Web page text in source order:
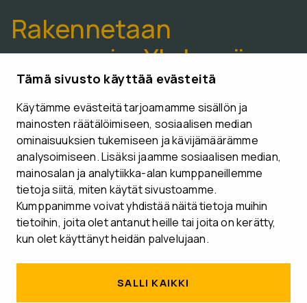
Tämä sivusto käyttää evästeitä
Käytämme evästeitä tarjoamamme sisällön ja
mainosten räätälöimiseen, sosiaalisen median
ominaisuuksien tukemiseen ja kävijämäärämme
analysoimiseen. Lisäksi jaamme sosiaalisen median,
mainosalan ja analytiikka-alan kumppaneillemme
tietoja siitä, miten käytät sivustoamme.
Kumppanimme voivat yhdistää näitä tietoja muihin
tietoihin, joita olet antanut heille tai joita on kerätty,
kun olet käyttänyt heidän palvelujaan.
SALLI KAIKKI
Rakennetaan
paremmin. Yhdessä.
VARAA ESITTELYAIKA
Seuraa meitä